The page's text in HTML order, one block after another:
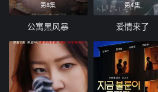
第8集
公寓黑风暴
第4集
爱情来了